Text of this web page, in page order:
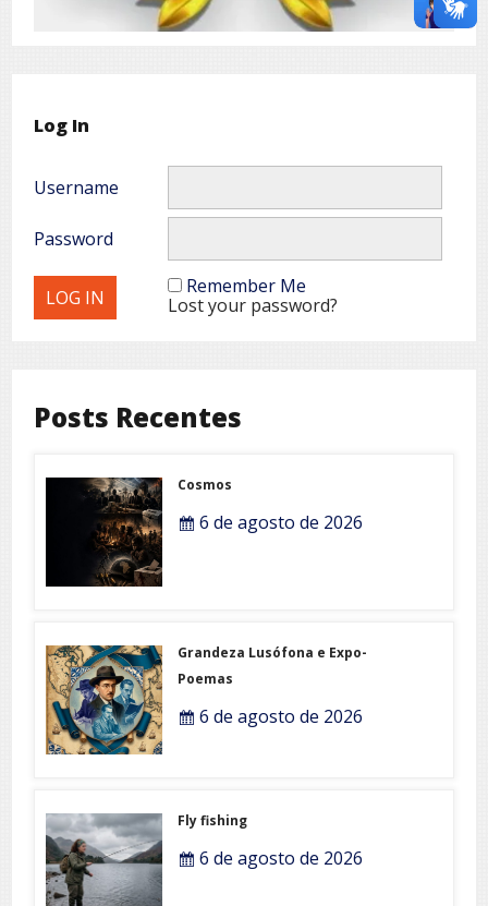
Log In
Username
Password
Remember Me
Lost your password?
Posts Recentes
Cosmos
6 de agosto de 2026
Grandeza Lusófona e Expo-
Poemas
6 de agosto de 2026
Fly fishing
6 de agosto de 2026